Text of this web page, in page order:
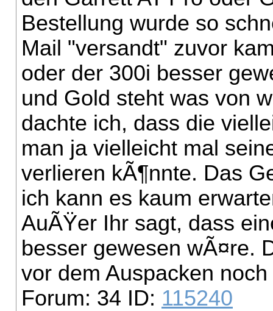
Bestellung wurde so
Mail "versandt" zuvor
oder der 300i besser
und Gold steht was von
dachte ich, dass die
man ja vielleicht mal
verlieren kÃ¶nnte. Das
ich kann es kaum
AuÃŸer Ihr sagt, dass
besser gewesen wÃ¤re.
vor dem Auspacken
Forum: 34 ID: 115240